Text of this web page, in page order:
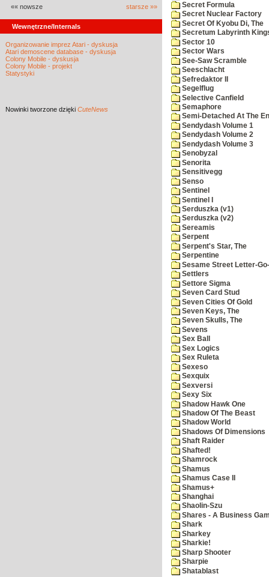
«« nowsze starsze »»
Wewnętrzne/Internals
Organizowanie imprez Atari - dyskusja
Atari demoscene database - dyskusja
Colony Mobile - dyskusja
Colony Mobile - projekt
Statystyki
Nowinki tworzone dzięki CuteNews
Secret Formula
Secret Nuclear Factory
Secret Of Kyobu Di, The
Secretum Labyrinth
Sector 10
Sector Wars
See-Saw Scramble
Seeschlacht
Sefredaktor II
Segelflug
Selective Canfield
Semaphore
Semi-Detached At The
Sendydash Volume 1
Sendydash Volume 2
Sendydash Volume 3
Senobyzal
Senorita
Sensitivegg
Senso
Sentinel
Sentinel I
Serduszka (v1)
Serduszka (v2)
Sereamis
Serpent
Serpent's Star, The
Serpentine
Sesame Street Letter-
Settlers
Settore Sigma
Seven Card Stud
Seven Cities Of Gold
Seven Keys, The
Seven Skulls, The
Sevens
Sex Ball
Sex Logics
Sex Ruleta
Sexeso
Sexquix
Sexversi
Sexy Six
Shadow Hawk One
Shadow Of The Beast
Shadow World
Shadows Of Dimensions
Shaft Raider
Shafted!
Shamrock
Shamus
Shamus Case II
Shamus+
Shanghai
Shaolin-Szu
Shares - A Business
Shark
Sharkey
Sharkie!
Sharp Shooter
Sharpie
Shatablast